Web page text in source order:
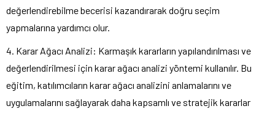
değerlendirebilme becerisi kazandırarak doğru seçim
yapmalarına yardımcı olur.
4. Karar Ağacı Analizi: Karmaşık kararların yapılandırılması ve
değerlendirilmesi için karar ağacı analizi yöntemi kullanılır. Bu
eğitim, katılımcıların karar ağacı analizini anlamalarını ve
uygulamalarını sağlayarak daha kapsamlı ve stratejik kararlar